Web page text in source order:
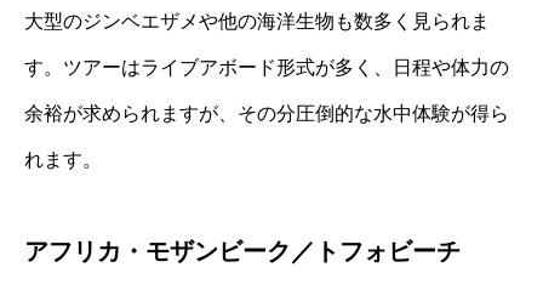
大型のジンベエザメや他の海洋生物も数多く見られま
す。ツアーはライブアボード形式が多く、日程や体力の
余裕が求められますが、その分圧倒的な水中体験が得ら
れます。
アフリカ・モザンビーク／トフォビーチ